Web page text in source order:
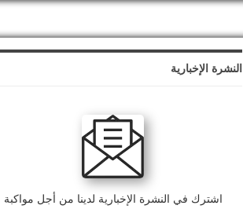
النشرة الإخبارية
اشترك في النشرة الإخبارية لدينا من أجل مواكبة